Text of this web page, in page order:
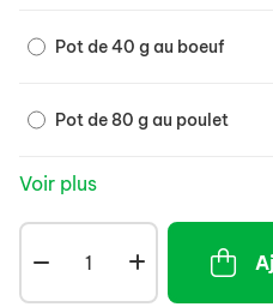
conservation.
Pot de 40 g au boeuf
Pot de 80 g au poulet
Voir plus